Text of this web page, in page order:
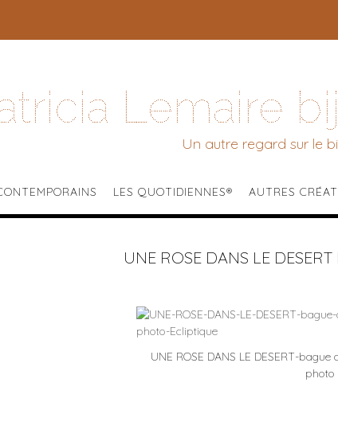
Lemaire
Un autre regard sur le
LES QUOTIDIENNES® AUTRES
UNE ROSE DANS LE
UNE ROSE DANS LE DESERT-
photo